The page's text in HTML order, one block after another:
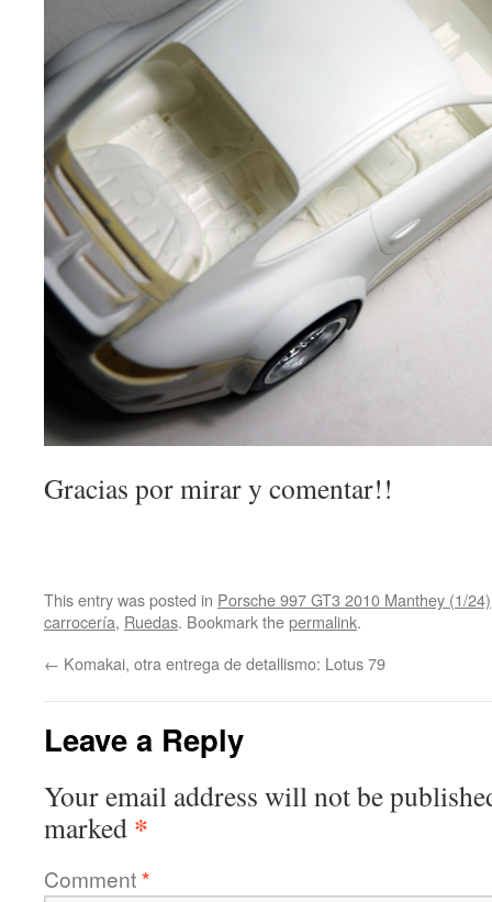
Gracias por mirar y comentar!!
This entry was posted in Porsche 997 GT3 2010 Manthey (1/24)
carrocería, Ruedas. Bookmark thepermalink.
← Komakai, otra entrega de detallismo: Lotus 79
Leave a Reply
Your email address will not be
marked *
Comment*